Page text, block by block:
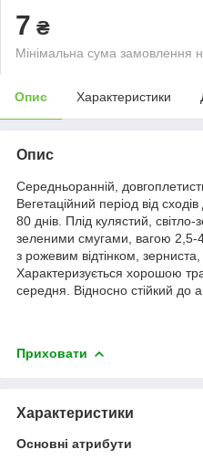
7 ₴
Мінімальна сума замовлення
Опис Характеристики
Опис
Середньоранній,
Вегетаційний період від
80 днів. Плід кулястий,
зеленими смугами, вагою 2,5-
з рожевим відтінком,
Характеризується хорошою
середня. Відносно стійкий до
Приховати
Характеристики
Основні атрибути